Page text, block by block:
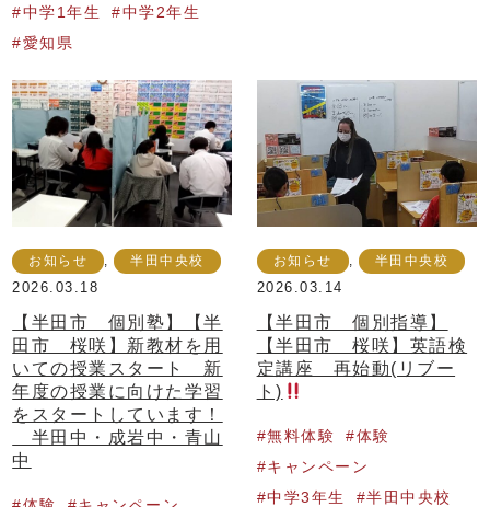
中学1年生
中学2年生
愛知県
お知らせ , 半田中央校
2026.03.18
【半田市 個別塾】【半
田市 桜咲】新教材を用
いての授業スタート 新
年度の授業に向けた学習
をスタートしています！
半田中・成岩中・青山
中
お知らせ , 半田中央校
2026.03.14
【半田市 個別指導】
【半田市 桜咲】英語検
定講座 再始動(リブー
ト)
無料体験
体験
キャンペーン
中学3年生
半田中央校